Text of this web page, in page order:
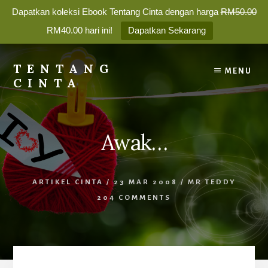
Dapatkan koleksi Ebook Tentang Cinta dengan hargaRM50.00
RM40.00 hari ini!
Dapatkan Sekarang
Skip
content
TENTANG
CINTA
Membina
Percintaan
yang
Bahagia
Selamanya
MENU
Awak…
ARTIKEL CINTA/23 MAR 2008 / MR TEDDY
204 COMMENTS
Nak bina perhubungan yang
bahagia?
Langgan newsletter kami dan dapatkan
Berpasangan hariini.
Nama Panggilan: